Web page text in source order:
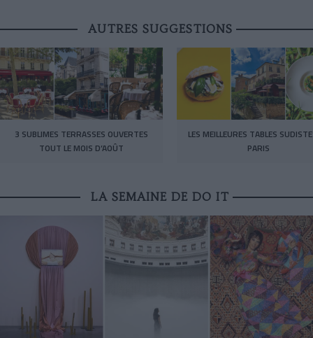
AUTRES SUGGESTIONS
3 SUBLIMES TERRASSES OUVERTES
TOUT LE MOIS D’AOÛT
LES MEILLEURES TABLES
PARIS
LA SEMAINE DE DO IT